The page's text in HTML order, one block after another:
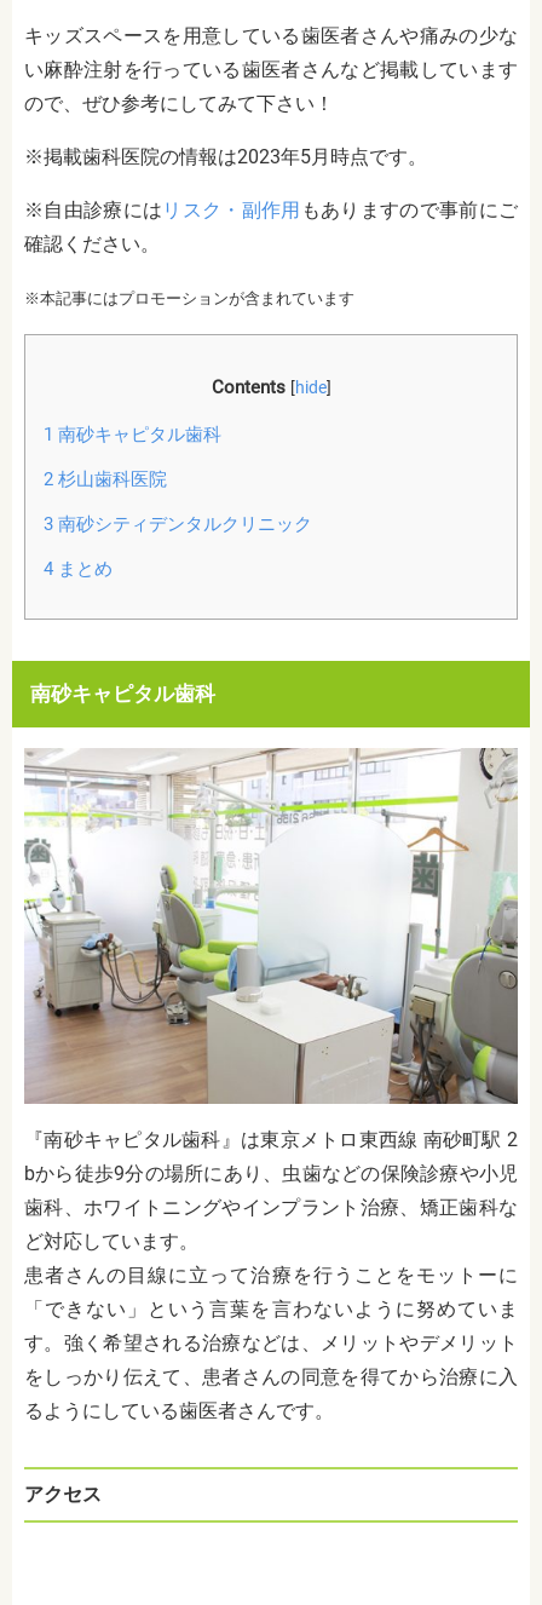
キッズスペースを用意している歯医者さんや痛みの少な
い麻酔注射を行っている歯医者さんなど掲載しています
ので、ぜひ参考にしてみて下さい！
※掲載歯科医院の情報は2023年5月時点です。
※自由診療には リスク・副作用 もありますので事前にご
確認ください。
※本記事にはプロモーションが含まれています
Contents [hide]
1 南砂キャピタル歯科
2杉山歯科医院
3南砂シティデンタルクリニック
4まとめ
南砂キャピタル歯科
『南砂キャピタル歯科 』は東京メトロ東西線 南砂町駅 2
bから徒歩9分の場所にあり、虫歯などの保険診療や小児
歯科、ホワイトニングやインプラント治療、矯正歯科な
ど対応しています。
患者さんの目線に立って治療を行うことをモットーに
「できない」という言葉を言わないように努めていま
す。強く希望される治療などは、メリットやデメリット
をしっかり伝えて、患者さんの同意を得てから治療に入
るようにしている歯医者さんです。
アクセス